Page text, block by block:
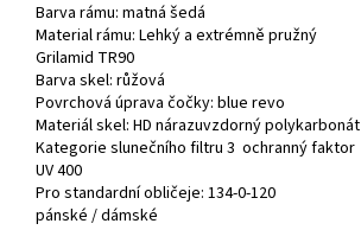
Barva rámu: matná šedá
Material rámu: Lehký a extrémně pružný
Grilamid TR90
Barva skel: růžová
Povrchová úprava čočky: blue revo
Materiál skel: HD nárazuvzdorný polykarbonát
Kategorie slunečního filtru 3 ochranný faktor
UV 400
Pro standardní obličeje: 134-0-120
pánské /dámské